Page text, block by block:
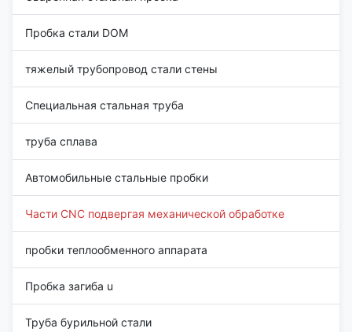
Пробка стали DOM
тяжелый трубопровод стали стены
Специальная стальная труба
труба сплава
Автомобильные стальные пробки
Части CNC подвергая механической обработке
пробки теплообменного аппарата
Пробка загиба u
Труба бурильной стали